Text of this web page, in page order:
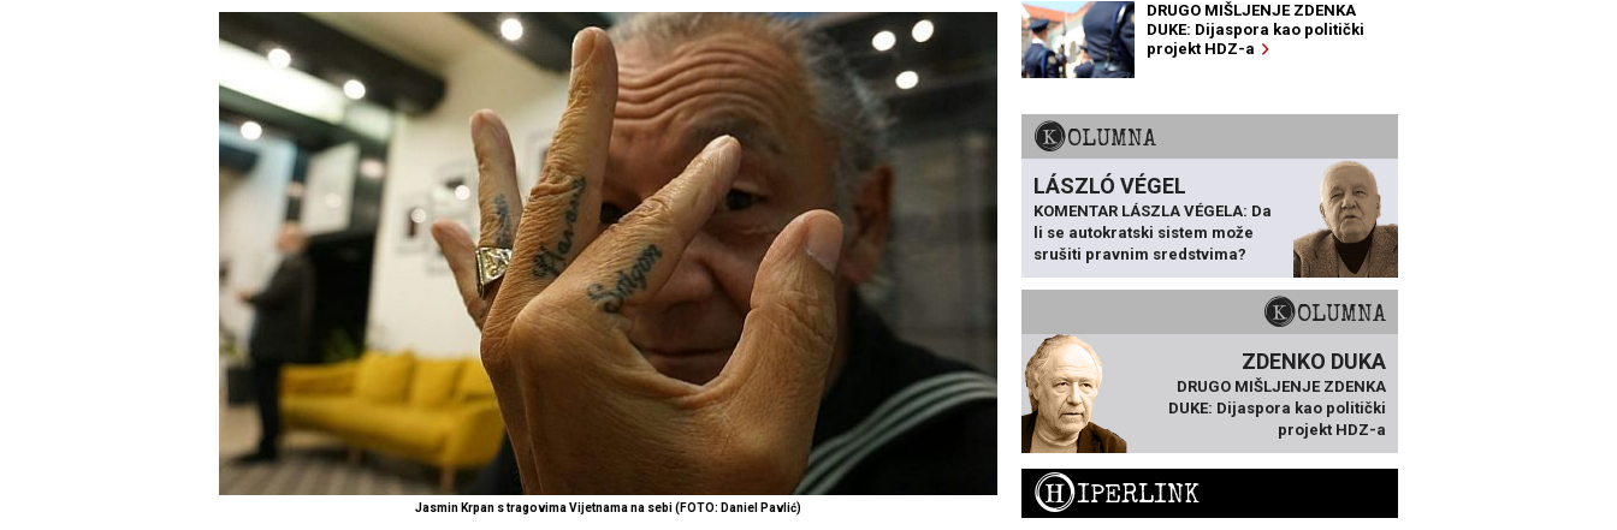
Jasmin Krpan s tragovima Vijetnama na sebi (FOTO: Daniel Pavlić)
DRUGO MIŠLJENJE ZDENKA
DUKE: Dijaspora kao politički
projekt HDZ-a
KOLUMNA
LÁSZLÓ VÉGEL
KOMENTAR LÁSZLA VÉGELA: Da
li se autokratski sistem može
srušiti pravnim sredstvima?
KOLUMNA
ZDENKO DUKA
DRUGO MIŠLJENJE ZDENKA
DUKE: Dijaspora kao politički
projekt HDZ-a
HIPERLINK